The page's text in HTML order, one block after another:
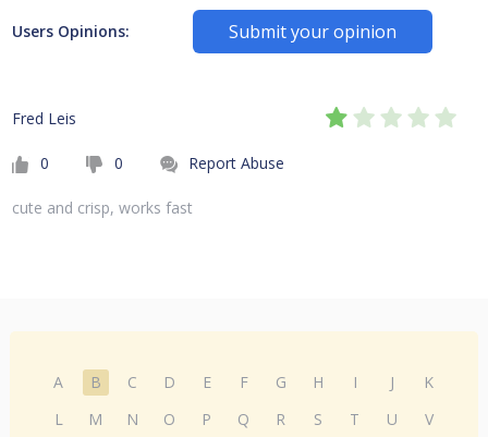
Users Opinions: Submit your opinion
Fred Leis
0 0 Report Abuse
cute and crisp, works fast
A B C D E F G H I J
K
L
M N O P Q R S T U
V